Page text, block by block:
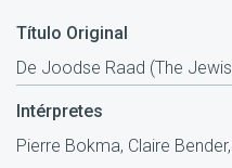
Título Original
De Joodse Raad (The
Intérpretes
Pierre Bokma, Claire